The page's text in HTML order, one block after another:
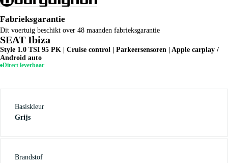
Fabrieksgarantie
Dit voertuig beschikt over 48 maanden fabrieksgarantie
SEAT Ibiza
Style 1.0 TSI 95 PK | Cruise control | Parkeersensoren | Apple carplay /
Android auto
Direct leverbaar
Basiskleur
Grijs
Brandstof